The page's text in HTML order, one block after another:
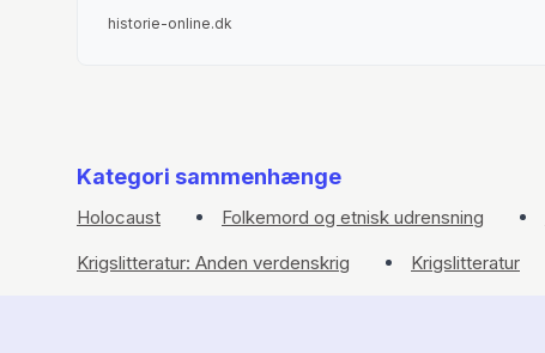
historie-online.dk
Kategori sammenhænge
Holocaust Folkemord og etnisk udrensning
Krigslitteratur: Anden verdenskrig
Krigslitteratur